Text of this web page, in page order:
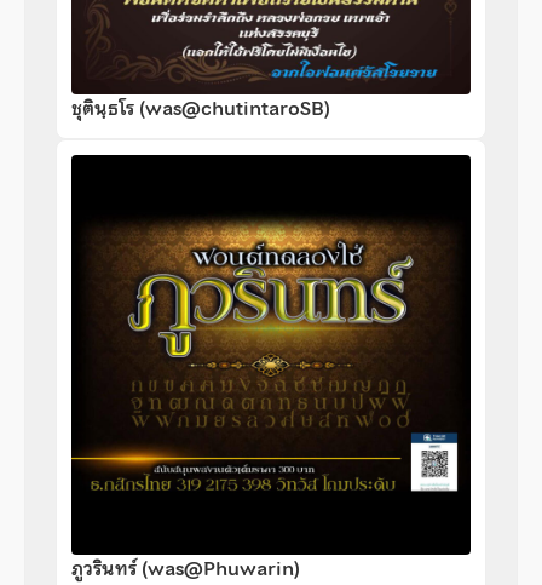
ชุตินฺธโร (was@chutintaroSB)
ภูวรินทร์ (was@Phuwarin)